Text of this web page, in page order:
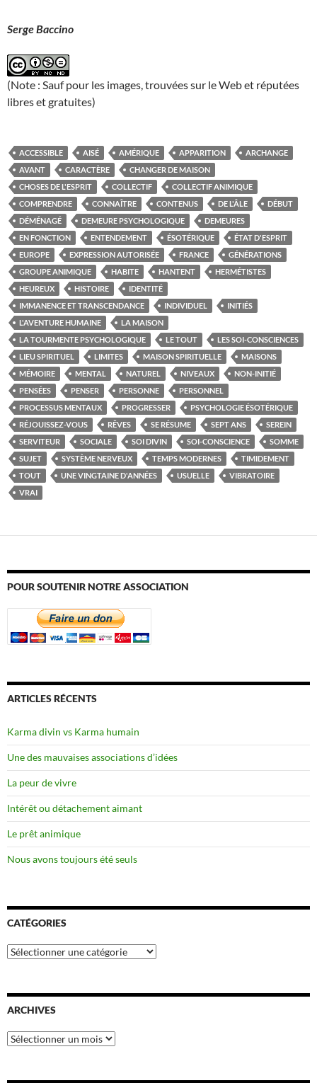
Serge Baccino
(Note : Sauf pour les images, trouvées sur le Web et réputées
libres et gratuites)
ACCESSIBLE AISÉ AMÉRIQUE APPARITION
ARCHANGE
AVANT
CARACTÈRE
CHANGER DE MAISON
CHOSES DE L'ESPRIT
COLLECTIF
COLLECTIF ANIMIQUE
COMPRENDRE
CONNAÎTRE CONTENUS DE L'ÂLE
DÉBUT
DÉMÉNAGÉ
DEMEURE PSYCHOLOGIQUE
DEMEURES
EN FONCTION
ENTENDEMENT ÉSOTÉRIQUE
ÉTAT D'ESPRIT
EUROPE
EXPRESSION AUTORISÉE FRANCE
GÉNÉRATIONS
GROUPE ANIMIQUE
HABITE HANTENT
HERMÉTISTES
HEUREUX
HISTOIRE
IDENTITÉ
IMMANENCE ET TRANSCENDANCE
INDIVIDUEL
INITIÉS
L'AVENTURE HUMAINE
LA MAISON
LA TOURMENTE PSYCHOLOGIQUE
LE TOUT
LES SOI-CONSCIENCES
LIEU SPIRITUEL
LIMITES MAISON SPIRITUELLE
MAISONS
MÉMOIRE
MENTAL NATUREL NIVEAUX
NON-INITIÉ
PENSÉES
PENSER PERSONNE
PERSONNEL
PROCESSUS MENTAUX
PROGRESSER
PSYCHOLOGIE ÉSOTÉRIQUE
RÉJOUISSEZ-VOUS
RÊVES SE RÉSUME SEPT ANS
SEREIN
SERVITEUR
SOCIALE SOI DIVIN SOI-CONSCIENCE
SOMME
SUJET
SYSTÈME NERVEUX TEMPS MODERNES
TIMIDEMENT
TOUT
UNE VINGTAINE D'ANNÉES USUELLE
VIBRATOIRE
VRAI
POUR SOUTENIR NOTRE ASSOCIATION
ARTICLES RÉCENTS
Karma divin vs Karma humain
Une des mauvaises associations d’idées
La peur de vivre
Intérêt ou détachement aimant
Le prêt animique
Nous avons toujours été seuls
CATÉGORIES
Catégories
ARCHIVES
Archives